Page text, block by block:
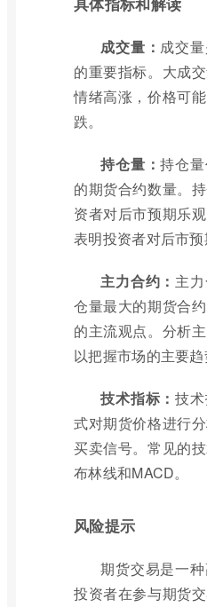
成交量： 成交
的重要指标。大成
情绪高涨，价格可
跌。
持仓量：持仓
的期货合约数量。
资者对后市预期乐
表明投资者对后市预
主力合约： 主
仓量最大的期货合
的主流观点。分析
以把握市场的主要趋
技术指标：技
式对期货价格进行
买卖信号。常见的技
布林线和MACD。
风险提示
期货交易是一种
投资者在参与期货